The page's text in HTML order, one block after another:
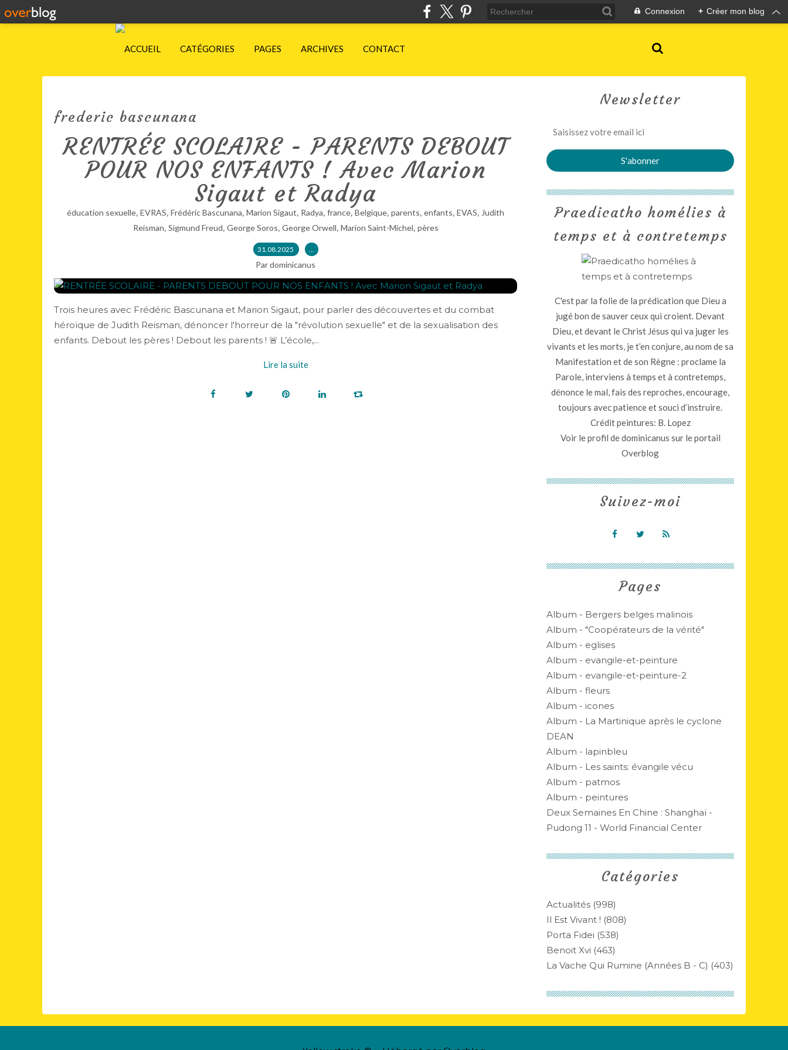
Connexion + Créer mon blog
ACCUEIL CATÉGORIES PAGES ARCHIVES CONTACT
frederic bascunana
RENTRÉE SCOLAIRE - PARENTS DEBOUT
POUR NOS ENFANTS ! Avec Marion
Sigaut et Radya
éducation sexuelle, EVRAS, Frédéric Bascunana, Marion Sigaut, Radya, france, Belgique, parents, enfants, EVAS, Judith
Reisman, Sigmund Freud, George Soros, George Orwell, Marion Saint-Michel, pères
31.08.2025 …
Par dominicanus
Trois heures avec Frédéric Bascunana et Marion Sigaut, pour parler des découvertes et du combat
héroïque de Judith Reisman, dénoncer l'horreur de la "révolution sexuelle" et de la sexualisation des
enfants. Debout les pères ! Debout les parents ! 🚨 L’école,...
Lire la suite
Newsletter
Catégories
Actualités (998)
Il Est Vivant ! (808)
Porta Fidei (538)
Benoit Xvi (463)
La Vache Qui Rumine (années B - C) (403)
Pages
Album - Bergers belges malinois
Album - "Coopérateurs de la vérité"
Album - eglises
Album - evangile-et-peinture
Album - evangile-et-peinture-2
Album - fleurs
Album - icones
Album - La Martinique après le cyclone
DEAN
Album - lapinbleu
Album - Les saints: évangile vécu
Album - patmos
Album - peintures
Deux Semaines En Chine : Shanghaï -
Pudong 11 - World Financial Center
Praedicatho homélies à
temps et à contretemps
C'est par la folie de la prédication que Dieu a
jugé bon de sauver ceux qui croient. Devant
Dieu, et devant le Christ Jésus qui va juger les
vivants et les morts, je t’en conjure, au nom de sa
Manifestation et de son Règne : proclame la
Parole, interviens à temps et à contretemps,
dénonce le mal, fais des reproches, encourage,
toujours avec patience et souci d’instruire.
Crédit peintures: B. Lopez
Voir le profil dedominicanus sur le portail
Overblog
Suivez-moi